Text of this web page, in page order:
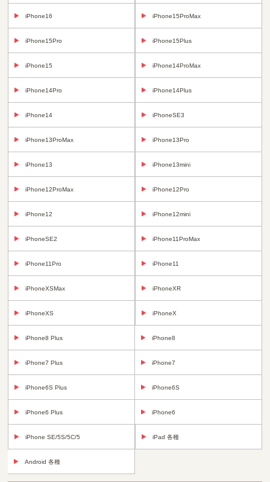
iPhone16 iPhone15ProMax
iPhone15Pro iPhone15Plus
iPhone15 iPhone14ProMax
iPhone14Pro iPhone14Plus
iPhone14 iPhoneSE3
iPhone13ProMax iPhone13Pro
iPhone13 iPhone13mini
iPhone12ProMax iPhone12Pro
iPhone12 iPhone12mini
iPhoneSE2 iPhone11ProMax
iPhone11Pro iPhone11
iPhoneXSMax iPhoneXR
iPhoneXS iPhoneX
iPhone8 Plus iPhone8
iPhone7 Plus iPhone7
iPhone6S Plus iPhone6S
iPhone6 Plus iPhone6
iPhone SE/5S/5C/5 iPad 各種
Android 各種